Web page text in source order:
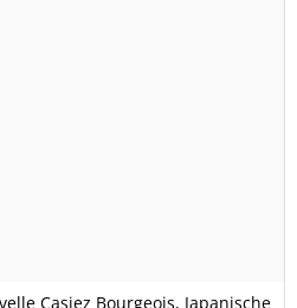
Casiez Bourgeois, Japanische